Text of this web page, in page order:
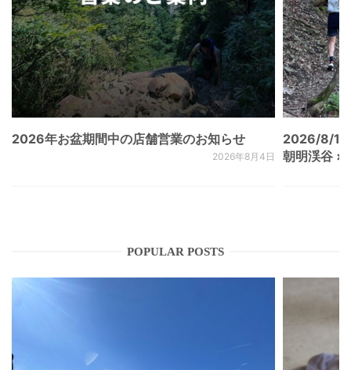
2026年お盆期間中の店舗営業のお知らせ
2026年8月4日
2026/8/
朝明渓谷 ×
POPULAR POSTS